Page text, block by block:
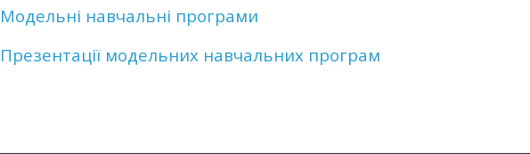
Модельні навчальні програми
Презентації модельних навчальних програм